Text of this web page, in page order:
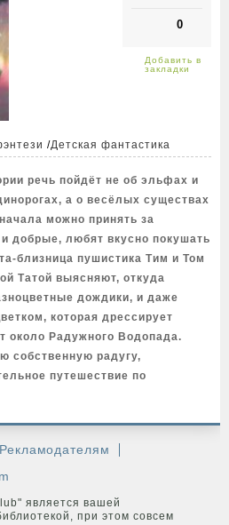
0
/Детская фантастика
речь пойдёт не об эльфах и
а о весёлых существах
можно принять за
добрые, любят вкусно покушать
близница пушистика Тим и Том
Татой выясняют, откуда
дождики, и даже
которая дрессирует
около Радужного Водопада.
собственную радугу,
путешествие по
Рекламодателям
является вашей
при этом совсем